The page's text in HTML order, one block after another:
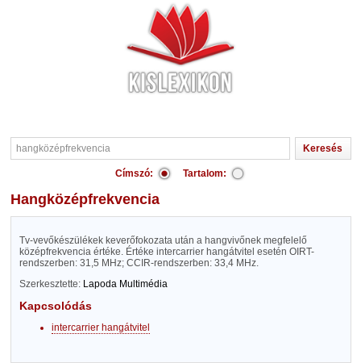
Címszó: Tartalom:
hangközépfrekvencia
Tv-vevőkészülékek keverőfokozata után a hangvivőnek megfelelő
középfrekvencia értéke. Értéke intercarrier hangátvitel esetén OIRT-
rendszerben: 31,5 MHz; CCIR-rendszerben: 33,4 MHz.
Szerkesztette: Lapoda Multimédia
Kapcsolódás
intercarrier hangátvitel